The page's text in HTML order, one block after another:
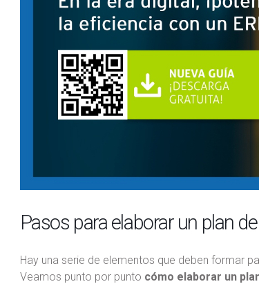
Pasos para elaborar un plan
Hay una serie de elementos que deben formar
Veamos punto por punto cómo elaborar un